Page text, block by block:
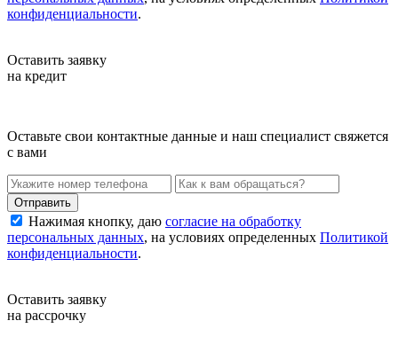
конфиденциальности.
Оставить заявку
на кредит
Оставьте свои контактные данные и наш специалист свяжется
с вами
Нажимая кнопку, даю согласие на обработку
персональных данных, на условиях определенных Политикой
конфиденциальности.
Оставить заявку
на рассрочку